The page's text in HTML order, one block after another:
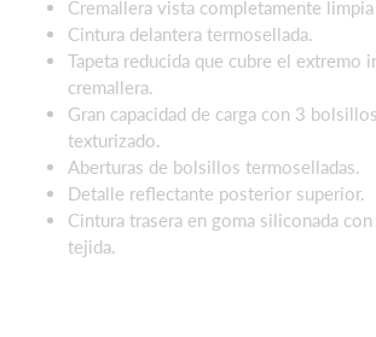
Cremallera vista completamente
Cintura delantera termosellada.
Tapeta reducida que cubre el extremo
cremallera.
Gran capacidad de carga con 3
texturizado.
Aberturas de bolsillos termoselladas.
Detalle reflectante posterior superior.
Cintura trasera en goma siliconada
tejida.